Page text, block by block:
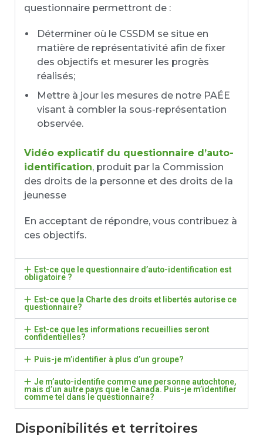
questionnaire permettront de :
Déterminer où le CSSDM se situe en
matière de représentativité afin de fixer
des objectifs et mesurer les progrès
réalisés;
Mettre à jour les mesures de notre PAÉE
visant à combler la sous-représentation
observée.
Vidéo explicatif du questionnaire d’auto-
identification, produit par la Commission
des droits de la personne et des droits de la
jeunesse
En acceptant de répondre, vous contribuez à
ces objectifs.
Est-ce que le questionnaire d’auto-identification est
obligatoire ?
Est-ce que la Charte des droits et libertés autorise ce
questionnaire?
Est-ce que les informations recueillies seront
confidentielles?
Puis-je m’identifier à plus d’un groupe?
Je m’auto-identifie comme une personne autochtone,
mais d’un autre pays que le Canada. Puis-je m’identifier
comme tel dans le questionnaire?
Disponibilités et territoires